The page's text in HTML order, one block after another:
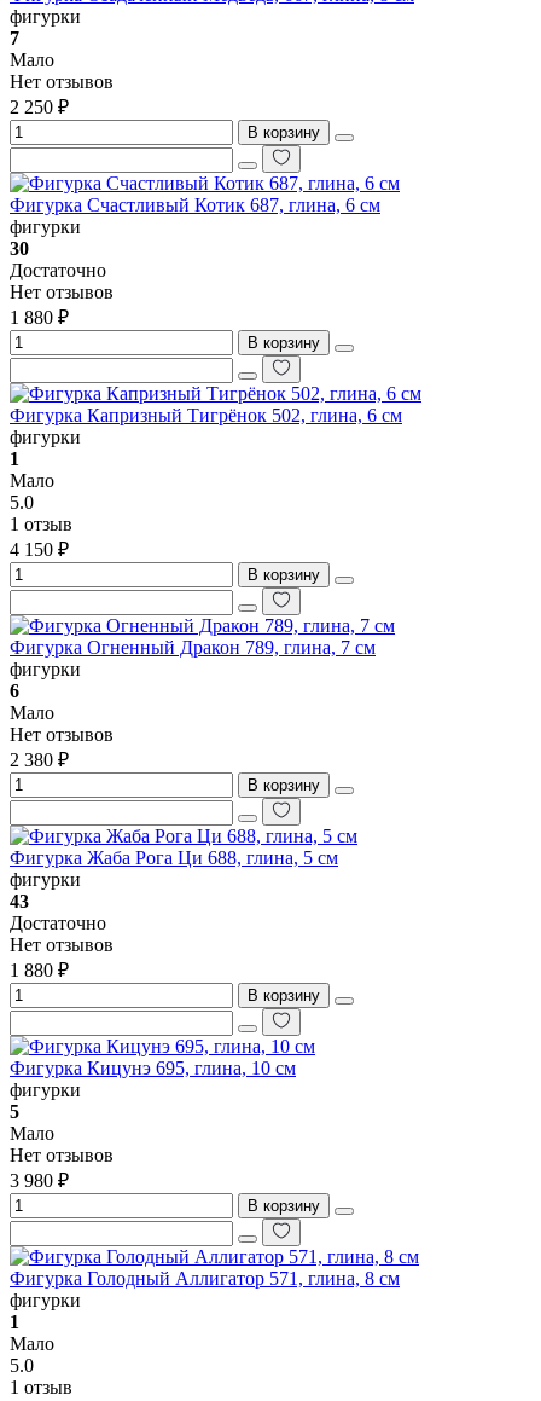
фигурки
7
Мало
Нет отзывов
2 250 ₽
В корзину
Фигурка Счастливый Котик 687, глина, 6 см
фигурки
30
Достаточно
Нет отзывов
1 880 ₽
В корзину
Фигурка Капризный Тигрёнок 502, глина, 6 см
фигурки
1
Мало
5.0
1 отзыв
4 150 ₽
В корзину
Фигурка Огненный Дракон 789, глина, 7 см
фигурки
6
Мало
Нет отзывов
2 380 ₽
В корзину
Фигурка Жаба Рога Ци 688, глина, 5 см
фигурки
43
Достаточно
Нет отзывов
1 880 ₽
В корзину
Фигурка Кицунэ 695, глина, 10 см
фигурки
5
Мало
Нет отзывов
3 980 ₽
В корзину
Фигурка Голодный Аллигатор 571, глина, 8 см
фигурки
1
Мало
5.0
1 отзыв